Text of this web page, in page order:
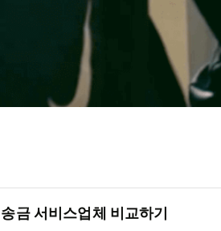
송금 서비스업체 비교하기